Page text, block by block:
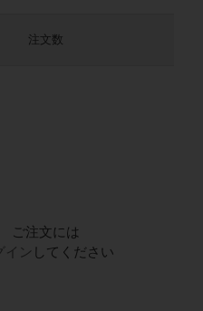
注文数
ご注文には
イン してください